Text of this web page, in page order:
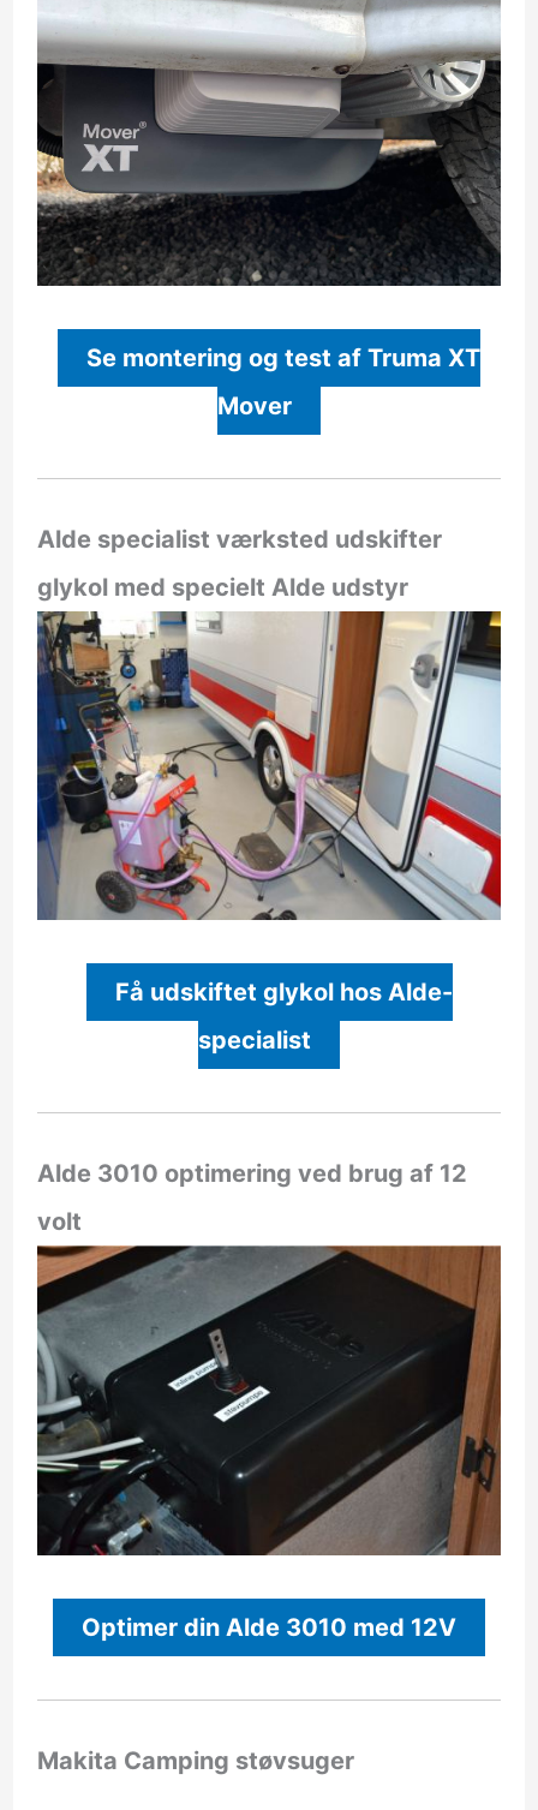
Se montering og test af Truma XT
Mover
Alde specialist værksted udskifter
glykol med specielt Alde udstyr
Få udskiftet glykol hos Alde-
specialist
Alde 3010 optimering ved brug af 12
volt
Optimer din Alde 3010 med 12V
Makita Camping støvsuger